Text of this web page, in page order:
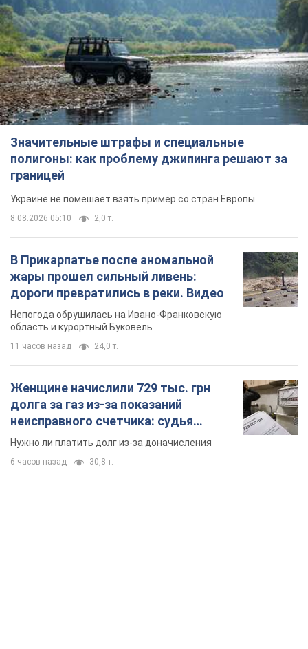
Значительные штрафы и специальные
полигоны: как проблему джипинга решают за
границей
Украине не помешает взять пример со стран Европы
8.08.2026 05:10 2,0 т.
В Прикарпатье после аномальной
жары прошел сильный ливень:
дороги превратились в реки. Видео
Непогода обрушилась на Ивано-Франковскую
область и курортный Буковель
11 часов назад 24,0 т.
Женщине начислили 729 тыс. грн
долга за газ из-за показаний
неисправного счетчика: судья
вынес неожиданное решение
Нужно ли платить долг из-за доначисления
6 часов назад 30,8 т.